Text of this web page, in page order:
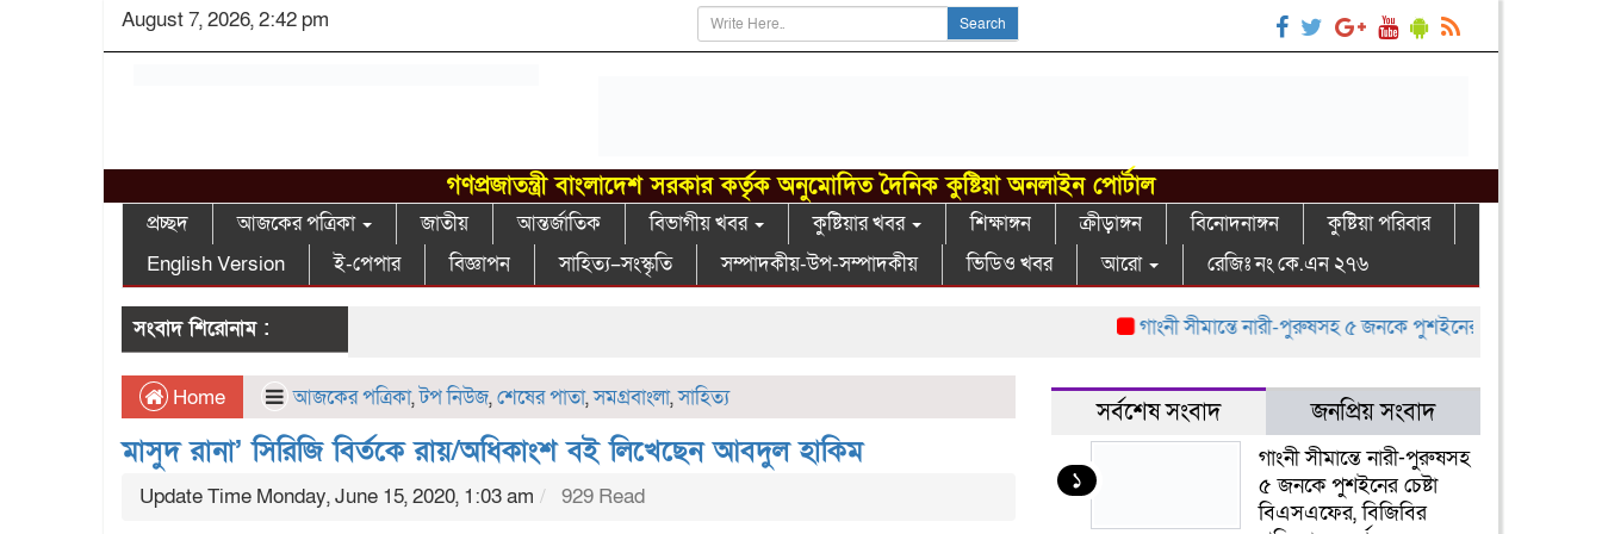
August 7, 2026, 2:42 pm Search
গণপ্রজাতন্ত্রী বাংলাদেশ সরকার কর্তৃক অনুমোদিত দৈনিক কুষ্টিয়া অনলাইন পোর্টাল
প্রচ্ছদ আজকের পত্রিকা জাতীয় আন্তর্জাতিক বিভাগীয় খবর কুষ্টিয়ার খবর শিক্ষাঙ্গন ক্রীড়াঙ্গন বিনোদনাঙ্গন
কুষ্টিয়া পরিবার
English Version
ই-পেপার বিজ্ঞাপন সাহিত্য–সংস্কৃতি সম্পাদকীয়-উপ-সম্পাদকীয় ভিডিও খবর আরো রেজিঃ নং কে.এন ২৭৬
সংবাদ শিরোনাম : গাংনী সীমান্তে নারী-পুরুষসহ ৫ জনকে পুশইনের চেষ্টা বিএসএফের,
Home আজকের পত্রিকা,টপ নিউজ,শেষের পাতা,সমগ্রবাংলা,সাহিত্য
মাসুদ রানা’ সিরিজি বির্তকে রায়/অধিকাংশ বই লিখেছেন আবদুল হাকিম
Update Time Monday, June 15, 2020, 1:03 am 929 Read
সর্বশেষ সংবাদ জনপ্রিয় সংবাদ
১
গাংনী সীমান্তে নারী-পুরুষসহ
৫ জনকে পুশইনের চেষ্টা
বিএসএফের, বিজিবির